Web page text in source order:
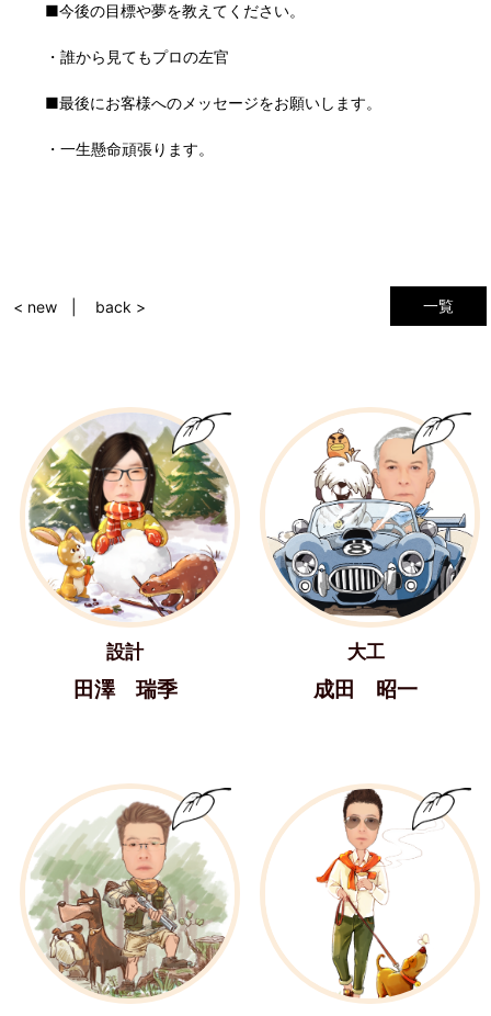
■今後の目標や夢を教えてください。
・誰から見てもプロの左官
■最後にお客様へのメッセージをお願いします。
・一生懸命頑張ります。
一覧
< new back >
設計
田澤 瑞季
大工
成田 昭一